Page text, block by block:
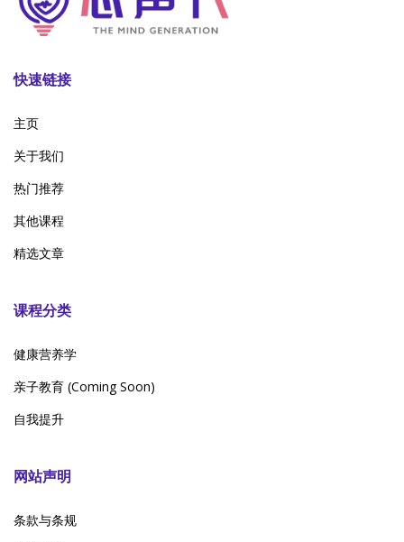
快速链接
主页
关于我们
热门推荐
其他课程
精选文章
课程分类
健康营养学
亲子教育 (Coming Soon)
自我提升
网站声明
条款与条规